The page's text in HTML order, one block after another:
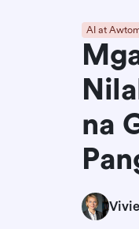
AI at
na